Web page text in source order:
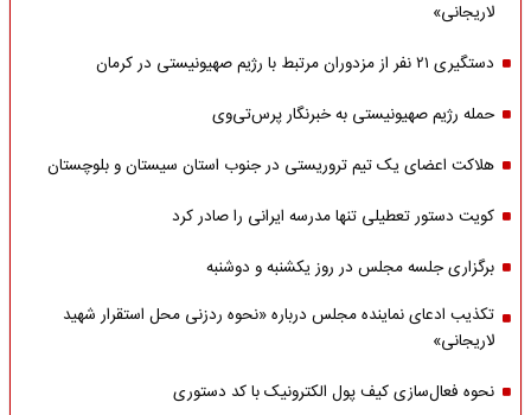
لاریجانی»
دستگیری ۲۱ نفر از مزدوران مرتبط با رژیم صهیونیستی در کرمان
حمله رژیم صهیونیستی به خبرنگار پرس‌تی‌وی
هلاکت اعضای یک تیم تروریستی در جنوب استان سیستان و بلوچستان
کویت دستور تعطیلی تنها مدرسه ایرانی را صادر کرد
برگزاری جلسه مجلس در روز یکشنبه و دوشنبه
تکذیب ادعای نماینده مجلس درباره «نحوه ردزنی محل استقرار شهید
لاریجانی»
نحوه فعال‌سازی کیف پول الکترونیک با کد دستوری